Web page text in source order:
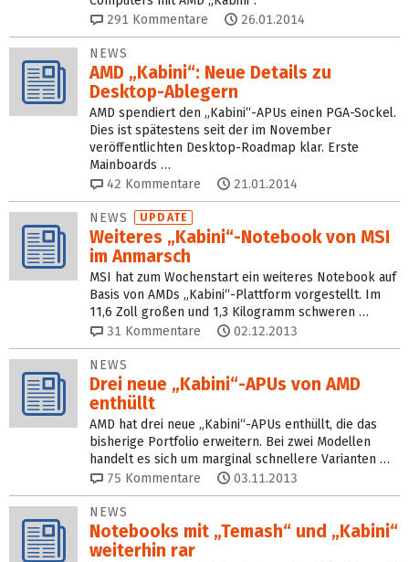
291 Kommentare 26.01.2014
NEWS
AMD „Kabini“: Neue Details zu
Desktop-Ablegern
AMD spendiert den „Kabini“-APUs einen PGA-Sockel.
Dies ist spätestens seit der im November
veröffentlichten Desktop-Roadmap klar. Erste
Mainboards …
42 Kommentare 21.01.2014
NEWS UPDATE
Weiteres „Kabini“-Notebook von MSI
im Anmarsch
MSI hat zum Wochenstart ein weiteres Notebook auf
Basis von AMDs „Kabini“-Plattform vorgestellt. Im
11,6 Zoll großen und 1,3 Kilogramm schweren …
31 Kommentare 02.12.2013
NEWS
Drei neue „Kabini“-APUs von AMD
enthüllt
AMD hat drei neue „Kabini“-APUs enthüllt, die das
bisherige Portfolio erweitern. Bei zwei Modellen
handelt es sich um marginal schnellere Varianten …
75 Kommentare 03.11.2013
NEWS
Notebooks mit „Temash“ und „Kabini“
weiterhin rar